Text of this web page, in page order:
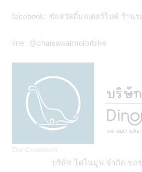
facebook: ชัยสวัสดิ์มอเตอร์ไบค์ ร้าน
line: @chaisawatmotorbike
Our Customers
บริษัท ไดโนมูฟ จำกัด ขอ